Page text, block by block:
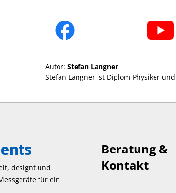
Autor: Stefan Langner
Stefan Langner ist Diplom-Physiker
designt und
für ein
Beratung &
Kontakt